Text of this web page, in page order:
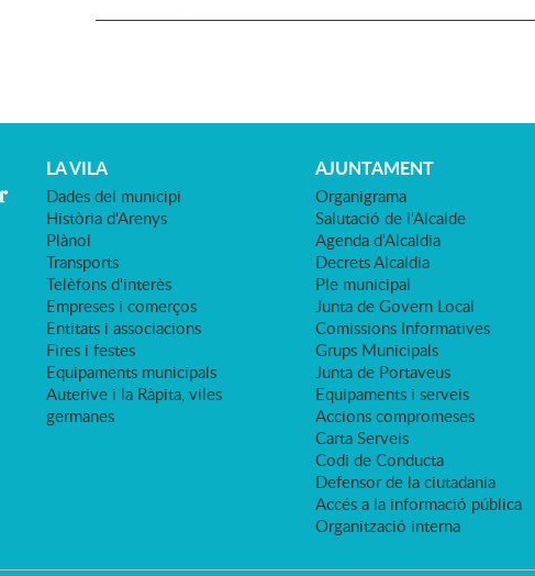
LA VILA
Dades del municipi
Història d'Arenys
Plànol
Transports
Telèfons d'interès
Empreses i comerços
Entitats i associacions
Fires i festes
Equipaments municipals
Auterive i la Ràpita, viles
germanes
AJUNTAMENT
Organigrama
Salutació de l'Alcalde
Agenda d'Alcaldia
Decrets Alcaldia
Ple municipal
Junta de Govern Local
Comissions Informatives
Grups Municipals
Junta de Portaveus
Equipaments i serveis
Accions compromeses
Carta Serveis
Codi de Conducta
Defensor de la ciutadania
Accés a la informació pública
Organització interna